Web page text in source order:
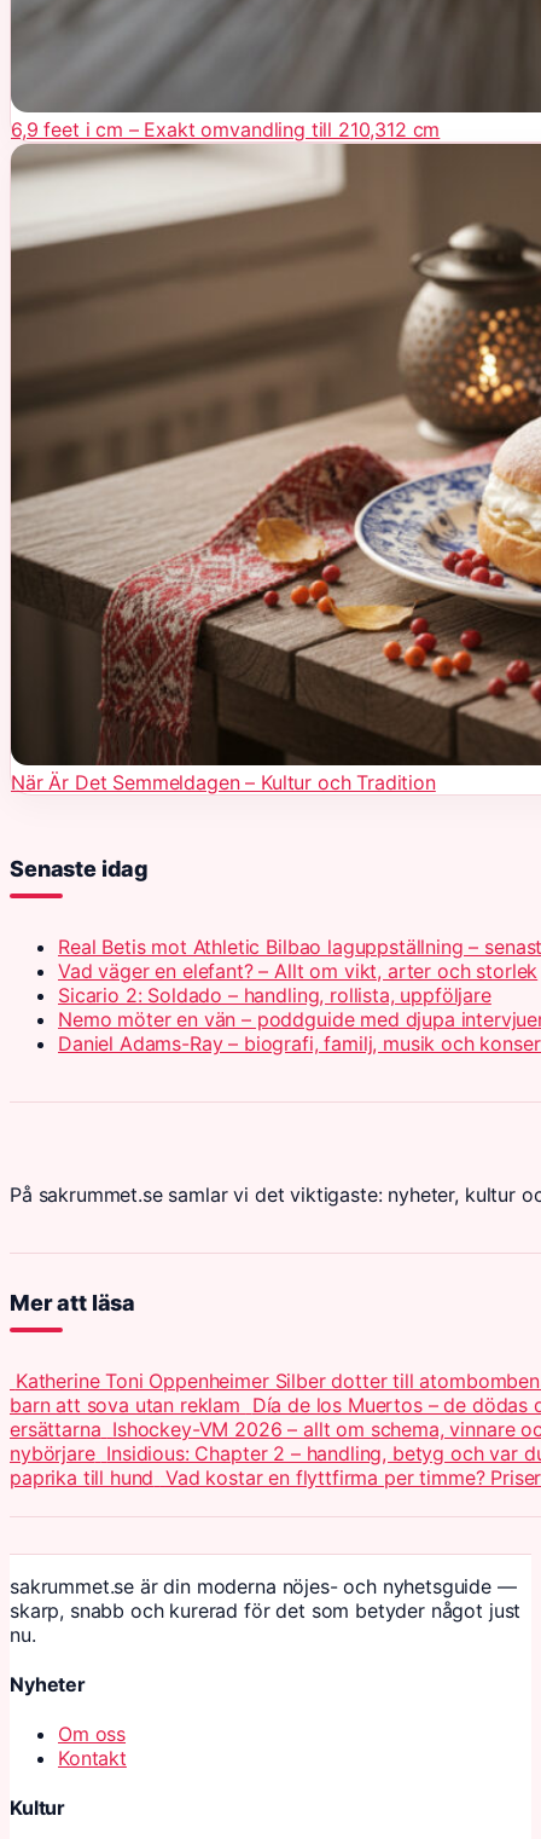
6,9 feet i cm – Exakt omvandling till 210,312 cm
När Är Det Semmeldagen – Kultur och Tradition
Senaste idag
Real Betis mot Athletic Bilbao laguppställning –
Vad väger en elefant? – Allt om vikt, arter och storlek
Sicario 2: Soldado – handling, rollista, uppföljare
Nemo möter en vän – poddguide med djupa
Daniel Adams-Ray – biografi, familj, musik och
På sakrummet.se samlar vi det viktigaste: nyheter, kultur
Mer att läsa
Katherine Toni Oppenheimer Silber dotter till
barn att sova utan reklam Día de los Muertos – de dödas
ersättarna Ishockey-VM 2026 – allt om schema, vinnare
nybörjare Insidious: Chapter 2 – handling, betyg och var
paprika till hund Vad kostar en flyttfirma per timme?
sakrummet.se är din moderna nöjes- och nyhetsguide —
skarp, snabb och kurerad för det som betyder något just
nu.
Nyheter
Om oss
Kontakt
Kultur